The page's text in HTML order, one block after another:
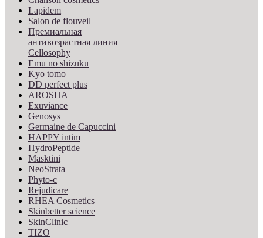
Lapidem
Salon de flouveil
Премиальная
антивозрастная линия
Cellosophy
Emu no shizuku
Kyo tomo
DD perfect plus
AROSHA
Exuviance
Genosys
Germaine de Capuccini
HAPPY intim
HydroPeptide
Masktini
NeoStrata
Phyto-c
Rejudicare
RHEA Cosmetics
Skinbetter science
SkinСlinic
TIZO